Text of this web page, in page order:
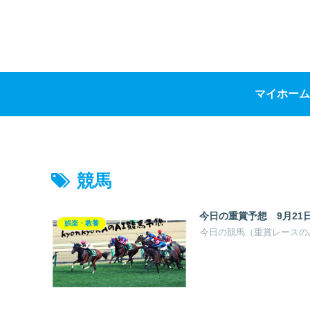
マイホーム
競馬
娯楽・教養
今日の重賞予想 9月21日
今日の競馬（重賞レースの